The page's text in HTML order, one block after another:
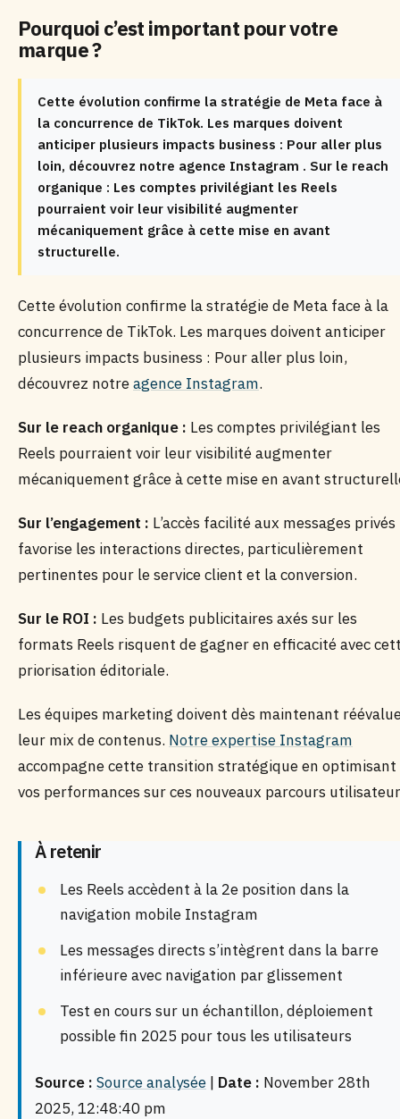
Pourquoi c’est important pour votre
marque ?
Cette évolution confirme la stratégie de Meta face à
la concurrence de TikTok. Les marques doivent
anticiper plusieurs impacts business : Pour aller plus
loin, découvrez notre agence Instagram . Sur le reach
organique : Les comptes privilégiant les Reels
pourraient voir leur visibilité augmenter
mécaniquement grâce à cette mise en avant
structurelle.
Cette évolution confirme la stratégie de Meta face à la
concurrence de TikTok. Les marques doivent anticiper
plusieurs impacts business : Pour aller plus loin,
découvrez notreagence Instagram.
Sur le reach organique : Les comptes privilégiant les
Reels pourraient voir leur visibilité augmenter
mécaniquement grâce à cette mise en avant
Sur l’engagement : L’accès facilité aux messages privés
favorise les interactions directes, particulièrement
pertinentes pour le service client et la conversion.
Sur le ROI : Les budgets publicitaires axés sur les
formats Reels risquent de gagner en efficacité avec
priorisation éditoriale.
Les équipes marketing doivent dès maintenant
leur mix de contenus. Notre expertise Instagram
accompagne cette transition stratégique en optimisant
vos performances sur ces nouveaux parcours
À retenir
Les Reels accèdent à la 2e position dans la
navigation mobile Instagram
Les messages directs s’intègrent dans la barre
inférieure avec navigation par glissement
Test en cours sur un échantillon, déploiement
possible fin 2025 pour tous les utilisateurs
Source : Source analysée | Date : November 28th
2025, 12:48:40 pm